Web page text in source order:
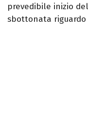
prevedibile inizio
sbottonata riguardo